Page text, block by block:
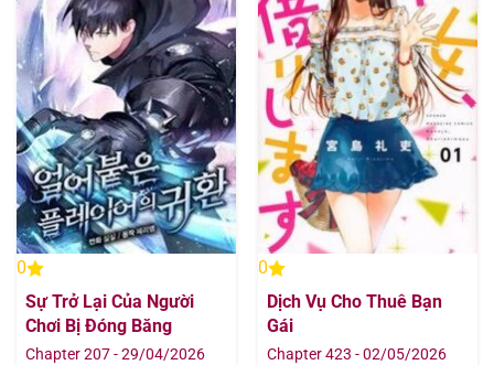
0
Sự Trở Lại Của Người
Chơi Bị Đóng Băng
Chapter 207 - 29/04/2026
0
Dịch Vụ Cho Thuê Bạn
Gái
Chapter 423 - 02/05/2026